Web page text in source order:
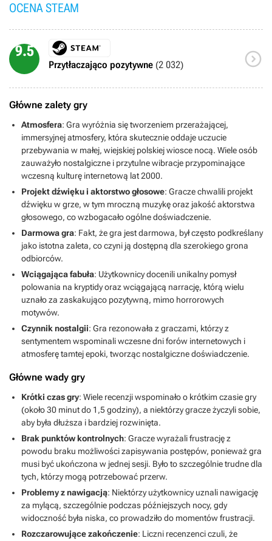
OCENA STEAM
9.5
Przytłaczająco pozytywne (2 032) 
Główne zalety gry
Atmosfera: Gra wyróżnia się tworzeniem przerażającej,
immersyjnej atmosfery, która skutecznie oddaje uczucie
przebywania w małej, wiejskiej polskiej wiosce nocą. Wiele osób
zauważyło nostalgiczne i przytulne wibracje przypominające
wczesną kulturę internetową lat 2000.
Projekt dźwięku i aktorstwo głosowe: Gracze chwalili projekt
dźwięku w grze, w tym mroczną muzykę oraz jakość aktorstwa
głosowego, co wzbogacało ogólne doświadczenie.
Darmowa gra: Fakt, że gra jest darmowa, był często podkreślany
jako istotna zaleta, co czyni ją dostępną dla szerokiego grona
odbiorców.
Wciągająca fabuła: Użytkownicy docenili unikalny pomysł
polowania na kryptidy oraz wciągającą narrację, którą wielu
uznało za zaskakująco pozytywną, mimo horrorowych
motywów.
Czynnik nostalgii: Gra rezonowała z graczami, którzy z
sentymentem wspominali wczesne dni forów internetowych i
atmosferę tamtej epoki, tworząc nostalgiczne doświadczenie.
Główne wady gry
Krótki czas gry: Wiele recenzji wspominało o krótkim czasie gry
(około 30 minut do 1,5 godziny), a niektórzy gracze życzyli sobie,
aby była dłuższa i bardziej rozwinięta.
Brak punktów kontrolnych: Gracze wyrażali frustrację z
powodu braku możliwości zapisywania postępów, ponieważ gra
musi być ukończona w jednej sesji. Było to szczególnie trudne dla
tych, którzy mogą potrzebować przerw.
Problemy z nawigacją: Niektórzy użytkownicy uznali nawigację
za mylącą, szczególnie podczas późniejszych nocy, gdy
widoczność była niska, co prowadziło do momentów frustracji.
Rozczarowujące zakończenie: Liczni recenzenci czuli, że